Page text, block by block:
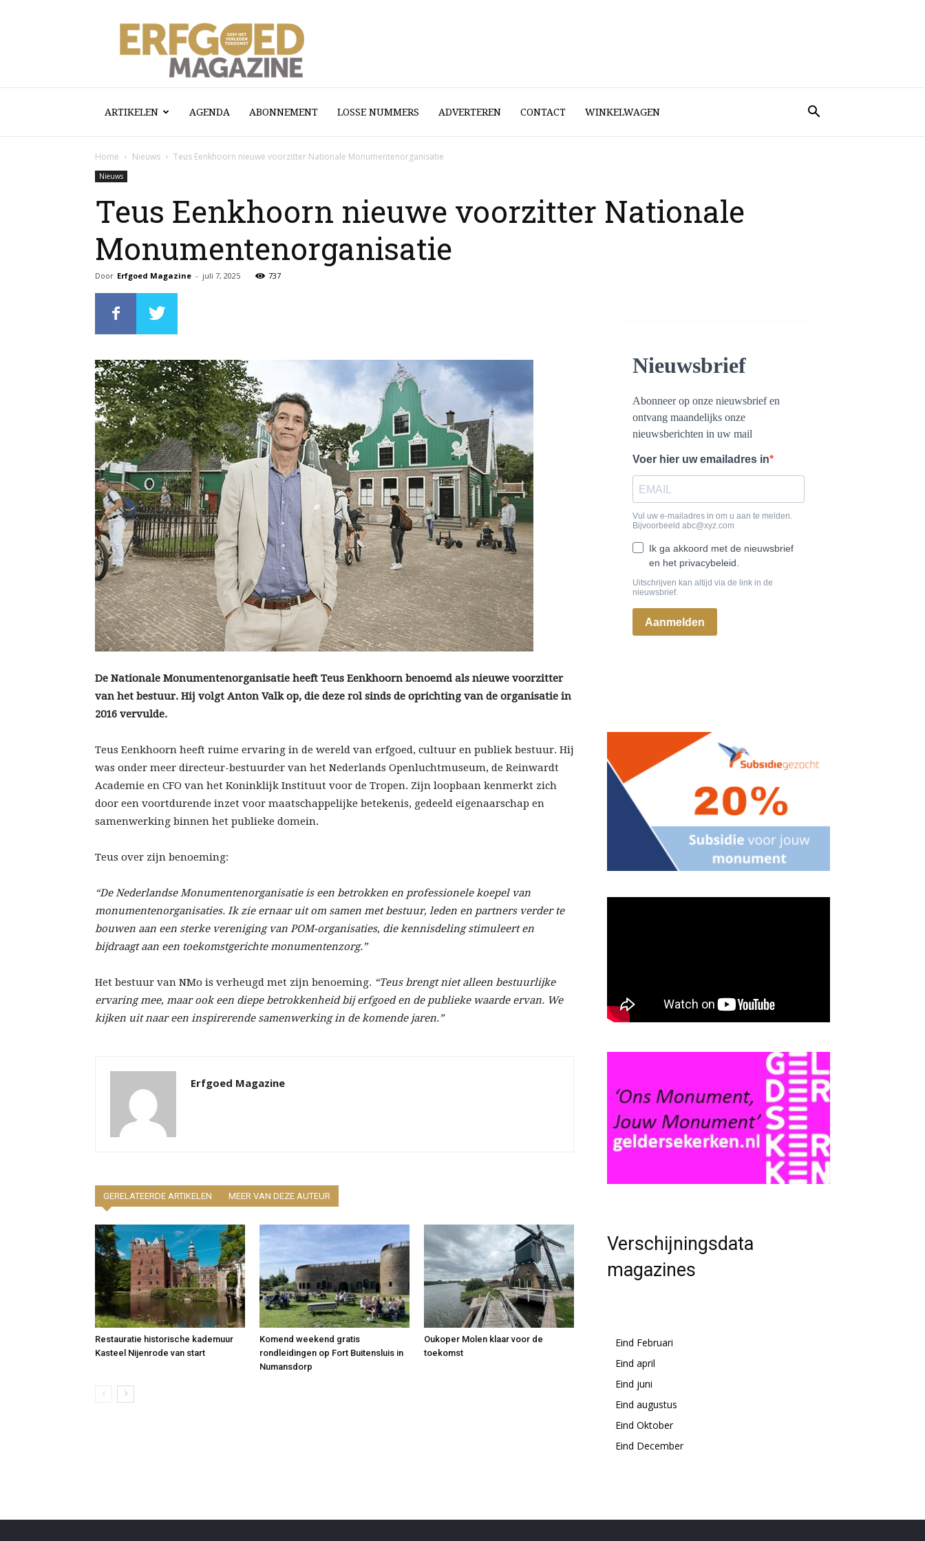
Erfgoed
Magazine
ARTIKELEN AGENDA ABONNEMENT LOSSE NUMMERS ADVERTEREN CONTACT WINKELWAGEN
Home Nieuws Teus Eenkhoorn nieuwe voorzitter Nationale Monumentenorganisatie
Nieuws
Teus Eenkhoorn nieuwe voorzitter Nationale
Monumentenorganisatie
Door Erfgoed Magazine - juli 7, 2025 737
De Nationale Monumentenorganisatie heeft Teus Eenkhoorn benoemd als nieuwe voorzitter
van het bestuur. Hij volgt Anton Valk op, die deze rol sinds de oprichting van de organisatie in
2016 vervulde.
Teus Eenkhoorn heeft ruime ervaring in de wereld van erfgoed, cultuur en publiek bestuur. Hij
was onder meer directeur-bestuurder van het Nederlands Openluchtmuseum, de Reinwardt
Academie en CFO van het Koninklijk Instituut voor de Tropen. Zijn loopbaan kenmerkt zich
door een voortdurende inzet voor maatschappelijke betekenis, gedeeld eigenaarschap en
samenwerking binnen het publieke domein.
Teus over zijn benoeming:
“De Nederlandse Monumentenorganisatie is een betrokken en professionele koepel van
monumentenorganisaties. Ik zie ernaar uit om samen met bestuur, leden en partners verder te
bouwen aan een sterke vereniging van POM-organisaties, die kennisdeling stimuleert en
bijdraagt aan een toekomstgerichte monumentenzorg.”
Het bestuur van NMo is verheugd met zijn benoeming. “Teus brengt niet alleen bestuurlijke
ervaring mee, maar ook een diepe betrokkenheid bij erfgoed en de publieke waarde ervan. We
kijken uit naar een inspirerende samenwerking in de komende jaren.”
Erfgoed Magazine
GERELATEERDE ARTIKELEN MEER VAN DEZE AUTEUR
Restauratie historische kademuur
Kasteel Nijenrode van start
Komend weekend gratis
rondleidingen op Fort Buitensluis in
Numansdorp
Oukoper Molen klaar voor de
toekomst
Verschijningsdata
magazines
Eind Februari
Eind april
Eind juni
Eind augustus
Eind Oktober
Eind December